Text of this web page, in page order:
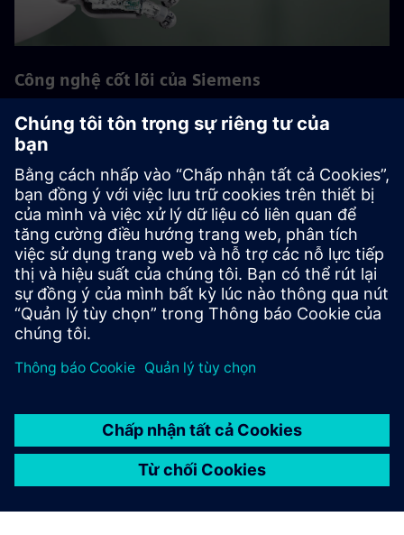
Công nghệ cốt lõi của Siemens
Siemens phấn đấu để dẫn đầu công nghệ trong các lĩnh vực
công nghệ và đổi mới có tầm quan trọng hàng đầu đối với
công ty. Những công nghệ cốt lõi này rất quan trọng đối
với sự thành công lâu dài của Siemens và khách hàng của
Siemens. Các chuyên gia từ bộ phận nghiên cứu công nghệ
toàn cầu và các doanh nghiệp khác nhau làm việc cùng
nhau ở đây, củng cố các hoạt động R & D của công ty.
Quay lại tất cả Siemens Core Technologies